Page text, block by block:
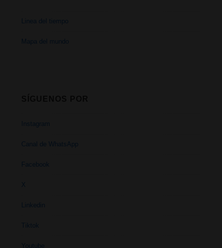
Linea del tiempo
Mapa del mundo
Instagram
Canal de WhatsApp
Facebook
X
Linkedin
Tiktok
Youtube